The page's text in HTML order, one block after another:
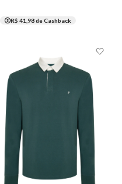
R$ 41,98de Cashback